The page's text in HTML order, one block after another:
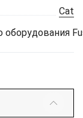
Cat
оборудования